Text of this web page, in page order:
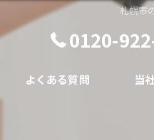
札幌市
0120-
よくある質問 当